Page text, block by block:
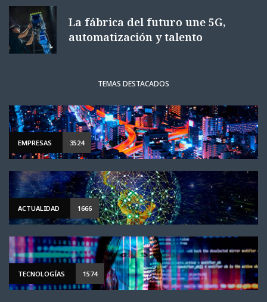
La fábrica del futuro une 5G,
automatización y talento
TEMAS DESTACADOS
EMPRESAS 3524
ACTUALIDAD 1666
TECNOLOGÍAS 1574